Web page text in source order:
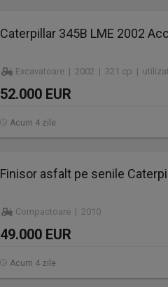
Caterpillar 345B LME 2002
Excavatoare | 2002 | 321 cp | utilizat
52.000 EUR
Acum 4 zile
Finisor asfalt pe senile
Compactoare | 2010
49.000 EUR
Acum 4 zile